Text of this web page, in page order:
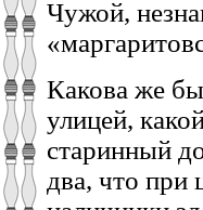
Чужой,
Какова же
улицей,
старинный
два, что при